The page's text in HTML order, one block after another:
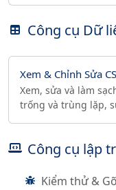
Công cụ Dữ
Xem & Chỉnh Sửa
Xem, sửa và làm
trống và trùng lặp,
Công cụ lập
Kiểm thử &